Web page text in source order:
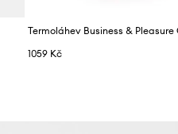
1059 Kč